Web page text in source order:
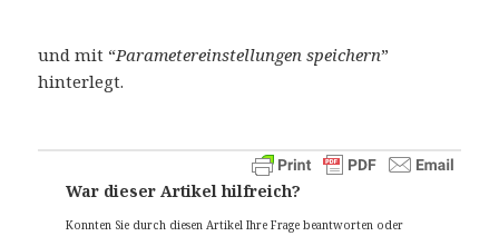
und mit “Parametereinstellungen speichern”
hinterlegt.
War dieser Artikel hilfreich?
Konnten Sie durch diesen Artikel Ihre Frage beantworten oder